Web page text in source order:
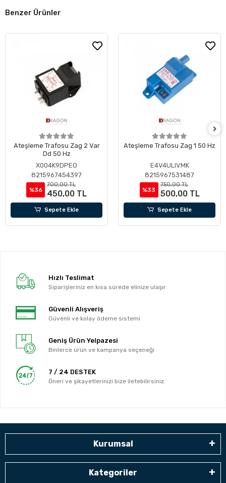
Benzer Ürünler
Ateşleme Trafosu Zag 2 Var
Dd 50 Hz
X004K9DPEO
8215967454397
%36
700,00 TL
450,00 TL
Sepete Ekle
Ateşleme Trafosu Zag 1 50 Hz
E4V4ULIVMK
8215967531487
%33
750,00 TL
500,00 TL
Sepete Ekle
Hızlı Teslimat
Siparişleriniz en kısa sürede elinize ulaşır.
Güvenli Alışveriş
Güvenli ve kolay ödeme sistemi
Geniş Ürün Yelpazesi
Binlerce ürün ve kampanya seçeneği
7 / 24 DESTEK
Öneri ve şikayetlerinizi bize iletebilirsiniz.
Kurumsal
Kategoriler